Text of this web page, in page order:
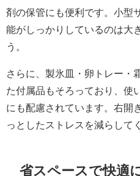
剤の保管にも便利です。小型
能がしっかりしているのは大
う。
さらに、製氷皿・卵トレー・
た付属品もそろっており、使
にも配慮されています。右開
っとしたストレスを減らして
省スペースで快適